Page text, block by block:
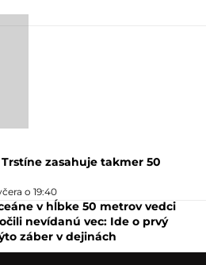
zasahuje takmer 50
o 19:40
v hĺbke 50 metrov vedci
nevídanú vec: Ide o prvý
záber v dejinách